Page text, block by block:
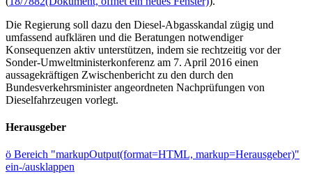
Die Regierung soll dazu den Diesel-Abgasskandal zügig und
umfassend aufklären und die Beratungen notwendiger
Konsequenzen aktiv unterstützen, indem sie rechtzeitig vor der
Sonder-Umweltministerkonferenz am 7. April 2016 einen
aussagekräftigen Zwischenbericht zu den durch den
Bundesverkehrsminister angeordneten Nachprüfungen von
Dieselfahrzeugen vorlegt.
Herausgeber
ö Bereich "markupOutput(format=HTML, markup=Herausgeber)"
ein-/ausklappen